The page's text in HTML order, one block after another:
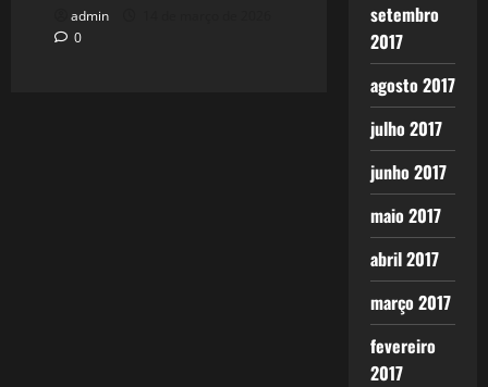
admin
0
setembro
2017
agosto 2017
julho 2017
junho 2017
maio 2017
abril 2017
março 2017
fevereiro
2017